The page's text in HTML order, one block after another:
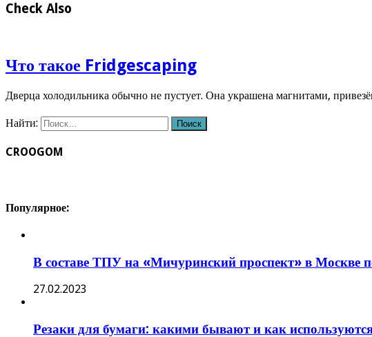
Check Also
Что такое Fridgescaping
Дверца холодильника обычно не пустует. Она украшена магнитами,
Найти:
CROOGOM
Популярное:
В составе ТПУ на «Мичуринский проспект» в Москве
27.02.2023
Резаки для бумаги: какими бывают и как